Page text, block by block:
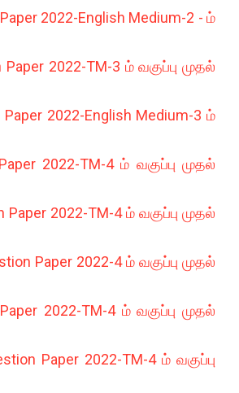
2022-English Medium-2 - ம்
2022-TM-3 ம் வகுப்பு முதல்
2022-English Medium-3 ம்
2022-TM-4 ம் வகுப்பு முதல்
2022-TM-4 ம் வகுப்பு முதல்
Paper 2022-4 ம் வகுப்பு முதல்
2022-TM-4 ம் வகுப்பு முதல்
Paper 2022-TM-4 ம் வகுப்பு